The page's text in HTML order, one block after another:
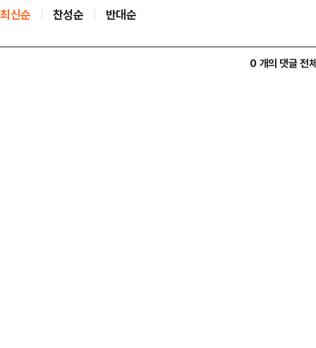
최신순 찬성순 반대순
0 개의 댓글 전